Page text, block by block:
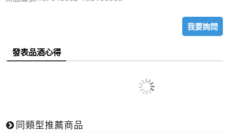
我要詢問
發表品酒心得
同類型推薦商品